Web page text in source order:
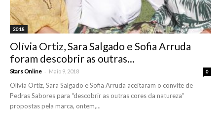
2018
Olívia Ortiz, Sara Salgado e Sofia Arruda
foram descobrir as outras...
Stars Online - Maio 9, 2018 0
Olívia Ortiz, Sara Salgado e Sofia Arruda aceitaram o convite de
Pedras Sabores para “descobrir as outras cores da natureza”
propostas pela marca, ontem,...